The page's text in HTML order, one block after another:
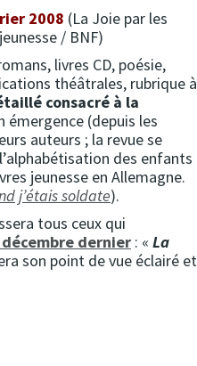
2008 (La Joie par les
/ BNF)
livres CD, poésie,
théâtrales, rubrique à
consacré à la
émergence (depuis les
auteurs ; la revue se
des enfants
jeunesse en Allemagne.
j’étais soldate).
tous ceux qui
dernier : « La
son point de vue éclairé et